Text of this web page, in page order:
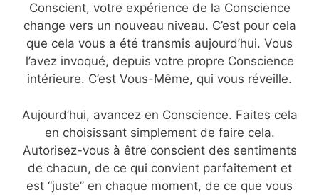
Conscient, votre expérience de la Conscience
change vers un nouveau niveau. C’est pour cela
que cela vous a été transmis aujourd’hui. Vous
l’avez invoqué, depuis votre propre Conscience
intérieure. C’est Vous-Même, qui vous réveille.
Aujourd’hui, avancez en Conscience. Faites cela
en choisissant simplement de faire cela.
Autorisez-vous à être conscient des sentiments
de chacun, de ce qui convient parfaitement et
est “juste” en chaque moment, de ce que vous